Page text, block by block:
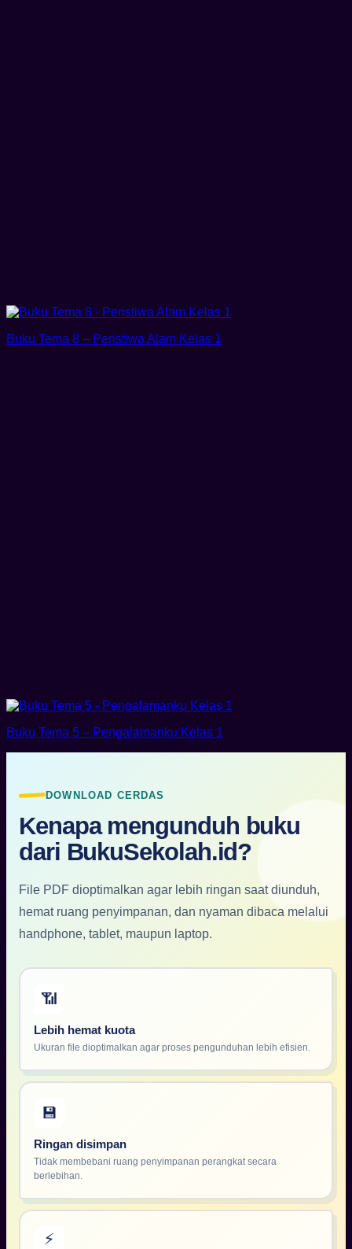
Buku Tema 8 – Peristiwa Alam Kelas 1
Buku Tema 5 – Pengalamanku Kelas 1
DOWNLOAD CERDAS
Kenapa mengunduh buku
dari BukuSekolah.id?
File PDF dioptimalkan agar lebih ringan saat diunduh,
hemat ruang penyimpanan, dan nyaman dibaca melalui
handphone, tablet, maupun laptop.
📶
Lebih hemat kuota
Ukuran file dioptimalkan agar proses pengunduhan lebih efisien.
💾
Ringan disimpan
Tidak membebani ruang penyimpanan perangkat secara
berlebihan.
⚡